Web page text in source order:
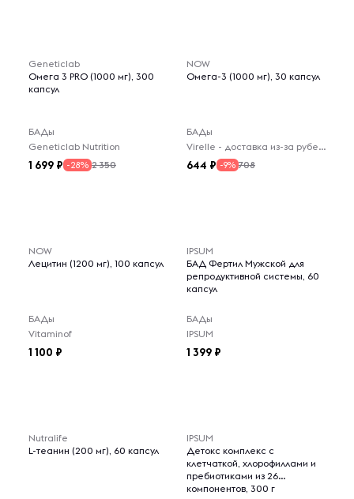
Geneticlab
Омега 3 PRO (1000 мг), 300
капсул
БАДы
Geneticlab Nutrition
1 699 -28% 2 350
NOW
Омега-3 (1000 мг), 30 капсул
БАДы
Virelle - доставка из-за рубежа
644 -9% 708
NOW
Лецитин (1200 мг), 100 капсул
БАДы
Vitaminof
1 100
IPSUM
БАД Фертил Мужской для
репродуктивной системы, 60
капсул
БАДы
IPSUM
1 399
Nutralife
L-теанин (200 мг), 60 капсул
IPSUM
Детокс комплекс с
клетчаткой, хлорофиллами и
пребиотиками из 26
компонентов, 300 г